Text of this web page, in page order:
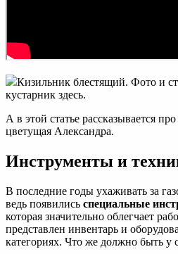
Кизильник блестящий. Фото и
кустарник здесь.
А в этой статье рассказывается
цветущая Александра.
Инструменты и
В последние годы ухаживать за
ведь появились специальные
которая значительно облегчает
представлен инвентарь и
категориях. Что же должно быть у